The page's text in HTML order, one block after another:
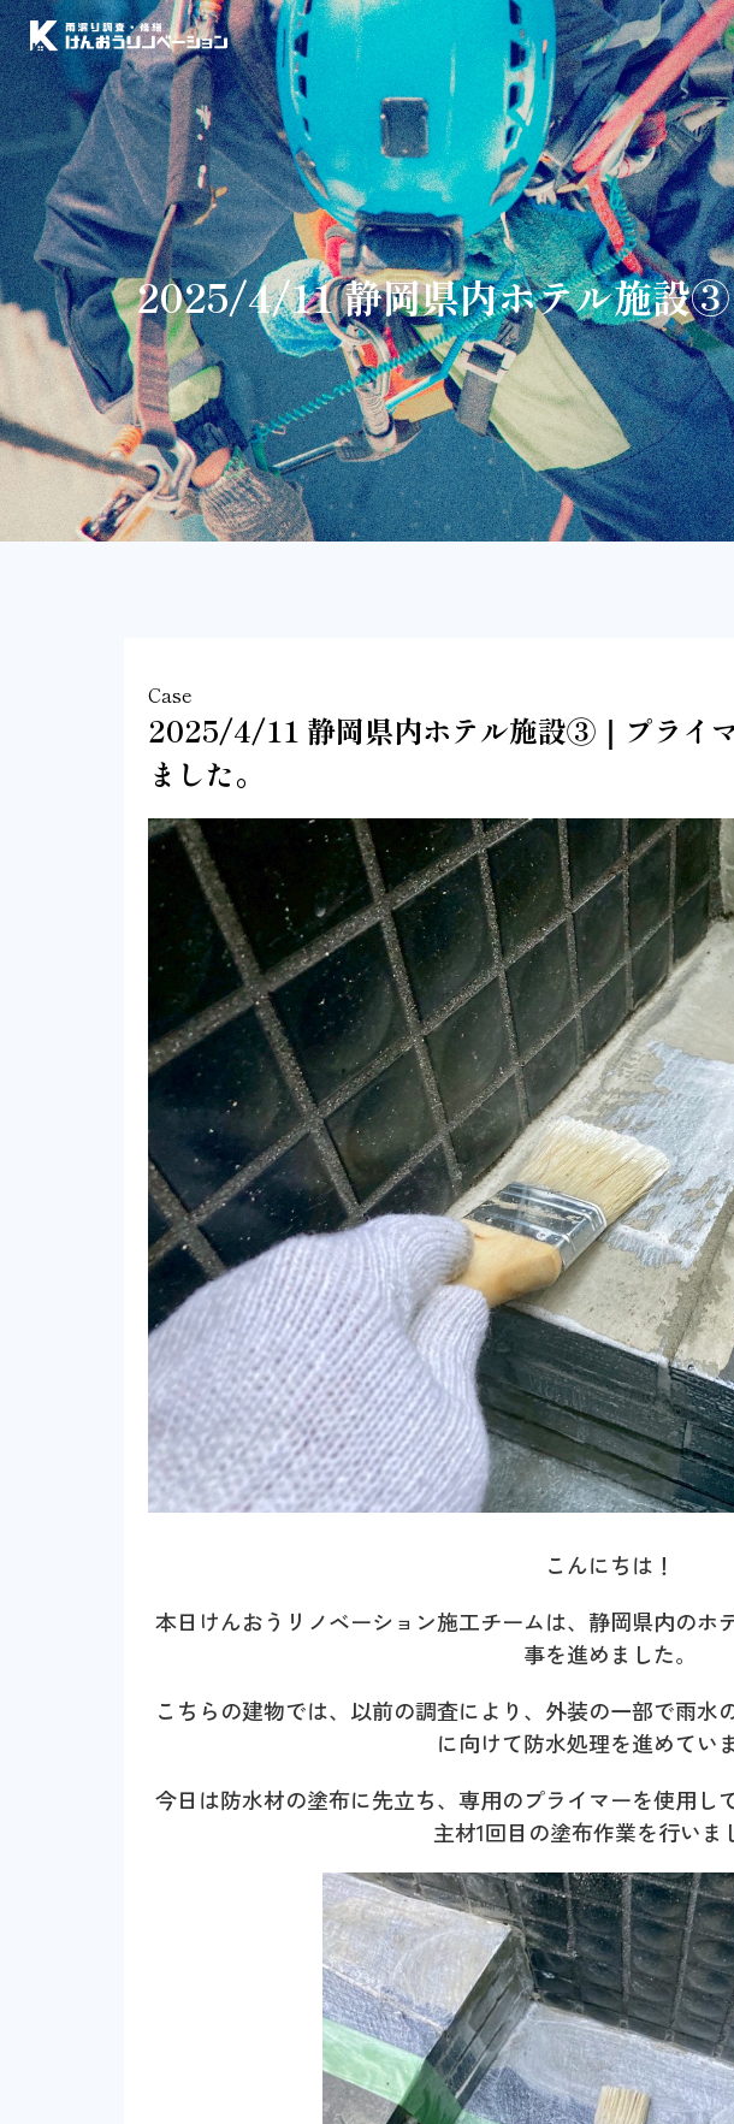
2025/4/11 静岡県内ホテル施設③
Case
2025/4/11 静岡県内ホテル施設③｜プライ
ました。
こんにちは！
本日けんおうリノベーション施工チームは、静岡県内のホ
事を進めました。
こちらの建物では、以前の調査により、外装の一部で雨水
に向けて防水処理を進めていま
今日は防水材の塗布に先立ち、専用のプライマーを使用し
主材1回目の塗布作業を行いま